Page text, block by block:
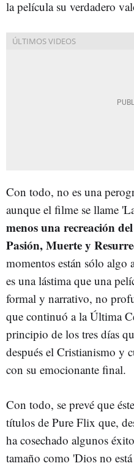
la película su verdadero
Con todo, no es una
aunque el filme se llame
menos una recreación
Pasión, Muerte y
momentos están sólo algo
es una lástima que una
formal y narrativo, no
que continuó a la Última
principio de los tres días
después el Cristianismo y
con su emocionante final.
Con todo, se prevé que
títulos de Pure Flix que,
ha cosechado algunos
tamaño como 'Dios no